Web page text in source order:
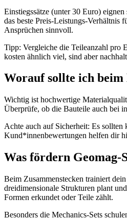
Einstiegssätze (unter 30 Euro)
das beste Preis-Leistungs-Verhältnis
Ansprüchen sinnvoll.
Tipp: Vergleiche die Teileanzahl pro
kosten ähnlich viel, sind aber
Worauf sollte ich beim
Wichtig ist hochwertige
Überprüfe, ob die Bauteile auch bei
Achte auch auf Sicherheit: Es sollten
Kund*innenbewertungen helfen dir
Was fördern Geomag-
Beim Zusammenstecken trainiert
dreidimensionale Strukturen plant
Formen erkundet oder Teile zählt.
Besonders die Mechanics-Sets